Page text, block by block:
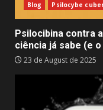
Blog Psilocybe
Psilocibina contra
ciência já sabe (e
23 de August de 2025